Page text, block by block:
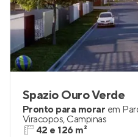
Spazio Ouro Verde
Pronto para morar em
Viracopos, Campinas
42 e 126 m²